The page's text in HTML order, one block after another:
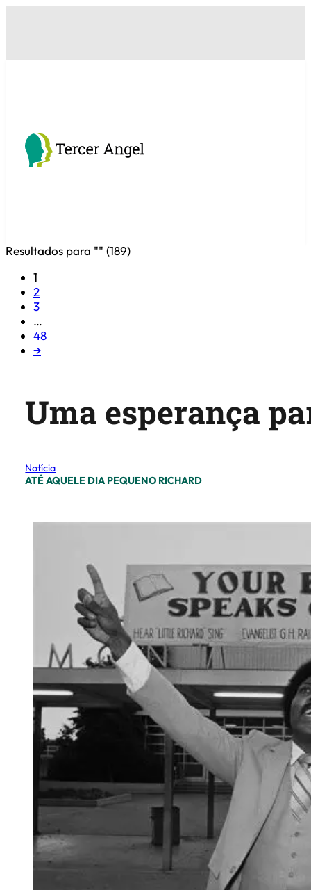
Resultados para "" (189)
1
2
3
…
48
→
Uma esperança
Notícia
ATÉ AQUELE DIA PEQUENO RICHARD